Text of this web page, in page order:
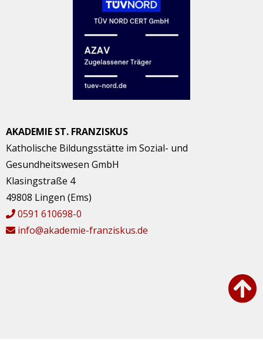
AKADEMIE ST. FRANZISKUS
Katholische Bildungsstätte im Sozial- und
Gesundheitswesen GmbH
Klasingstraße 4
49808 Lingen (Ems)
0591 610698-0
info@akademie-franziskus.de